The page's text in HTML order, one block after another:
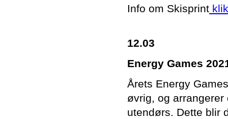
Info om Skisprint
12.03
Energy Games
Årets Energy
øvrig, og
utendørs. Dette blir